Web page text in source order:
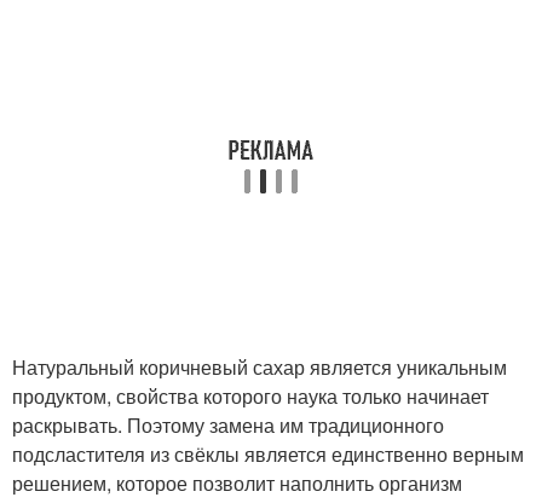
Натуральный коричневый сахар является уникальным
продуктом, свойства которого наука только начинает
раскрывать. Поэтому замена им традиционного
подсластителя из свёклы является единственно верным
решением, которое позволит наполнить организм